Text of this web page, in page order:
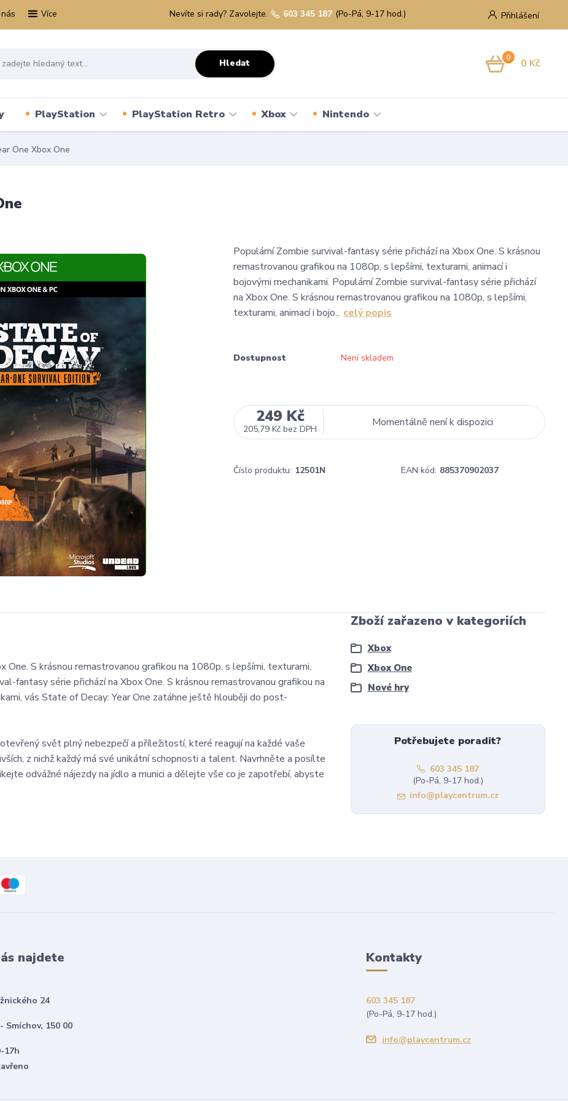
Více Přihlášení
Hledat
Nevíte si rady? Zavolejte. 603 345 187 (Po-Pá, 9-17 hod.)
0 0 Kč
PlayStation PlayStation Retro Xbox Nintendo
One Xbox One
Populární Zombie survival-fantasy série přichází na Xbox One. S krásnou
remastrovanou grafikou na 1080p, s lepšími, texturami, animací i
bojovými mechanikami. Populární Zombie survival-fantasy série přichází
na Xbox One. S krásnou remastrovanou grafikou na 1080p, s lepšími,
texturami, animací i bojo... celý popis
Dostupnost Není skladem
249 Kč
205,79 Kč bez DPH
Momentálně není k dispozici
Číslo produktu: 12501N EAN kód: 885370902037
One. S krásnou remastrovanou grafikou na 1080p, s lepšími, texturami,
fantasy série přichází na Xbox One. S krásnou remastrovanou grafikou na
vás State of Decay: Year One zatáhne ještě hlouběji do post-
svět plný nebezpečí a příležitostí, které reagují na každé vaše
z nichž každý má své unikátní schopnosti a talent. Navrhněte a posílte
odvážné nájezdy na jídlo a munici a dělejte vše co je zapotřebí, abyste
Zboží zařazeno v kategoriích
Xbox
Xbox One
Nové hry
Potřebujete poradit?
603 345 187
(Po-Pá, 9-17 hod.)
info@playcentrum.cz
najdete
24
Smíchov, 150 00
17h
Kontakty
603 345 187
(Po-Pá, 9-17 hod.)
info@playcentrum.cz